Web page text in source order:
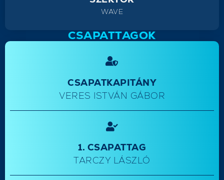
WAVE
CSAPATTAGOK
CSAPATKAPITÁNY
VERES ISTVÁN GÁBOR
1. CSAPATTAG
TARCZY LÁSZLÓ